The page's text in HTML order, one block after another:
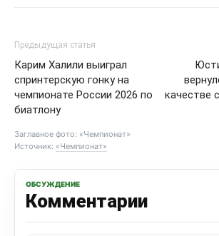
Предыдущая статья
Карим Халили выиграл
спринтерскую гонку на
чемпионате России 2026 по
биатлону
качестве
Заглавное фото: «Чемпионат»
Источник: «Чемпионат»
ОБСУЖДЕНИЕ
Комментарии